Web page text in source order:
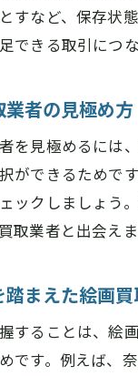
すなど、保存状
できる取引につな
者の見極め方
を見極めるには
ができるためで
ックしましょう
取業者と出会えま
まえた絵画
することは、絵
です。例えば、